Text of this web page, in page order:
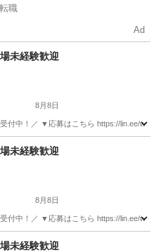
職
Ad
未経験歓迎
8月8日
付中！／ ▼応募はこちら https://lin.ee/
未経験歓迎
8月8日
付中！／ ▼応募はこちら https://lin.ee/
未経験歓迎